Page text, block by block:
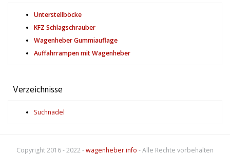
Unterstellböcke
KFZ Schlagschrauber
Wagenheber Gummiauflage
Auffahrrampen mit Wagenheber
Verzeichnisse
Suchnadel
Copyright 2016 - 2022 -wagenheber.info - Alle Rechte vorbehalten